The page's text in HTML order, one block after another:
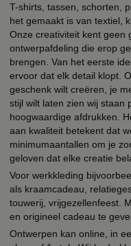
T-shirts, tassen, schorten,
het gemaakt is van textiel,
Onze creativiteit kent geen
ontwerpafdeling die erop
brengen. Van het eerste
ervoor dat elk detail klopt.
geschenk wilt creëren, je
stijl wilt laten zien wij staan
hoogwaardige afdrukken.
aan kwaliteit betekent dat
minimumaantallen om je
geloven dat elke creatie
Voor werkkleding
als kraamcadeau,
touwerij, vrijgezellenfeest.
en origineel cadeau te
Ontwerpen kan online, in